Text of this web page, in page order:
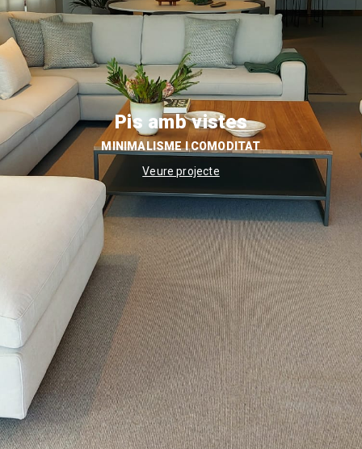
Pis amb vistes
MINIMALISME I COMODITAT
Veure projecte